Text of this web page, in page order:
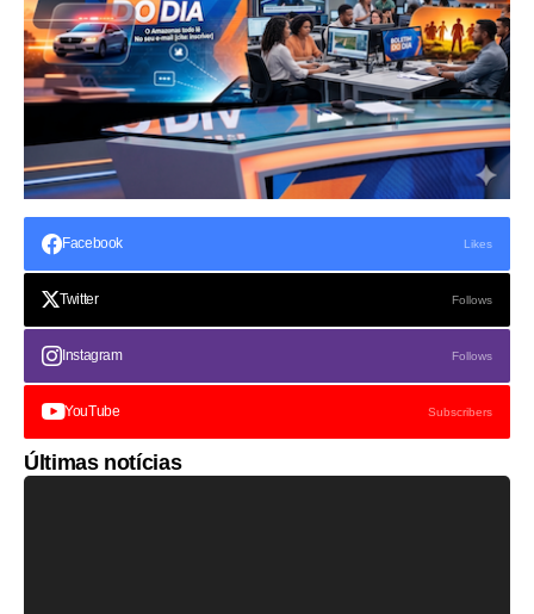
Facebook Likes
Twitter Follows
Instagram Follows
YouTube Subscribers
Últimas notícias